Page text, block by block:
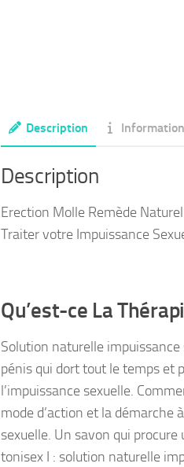
Description
Description
Erection Molle Remède
Traiter votre Impuissance
Qu’est-ce La
Solution naturelle
pénis qui dort tout le temps et
l’impuissance sexuelle.
mode d’action et la démarche
sexuelle. Un savon qui
tonisex I : solution naturelle